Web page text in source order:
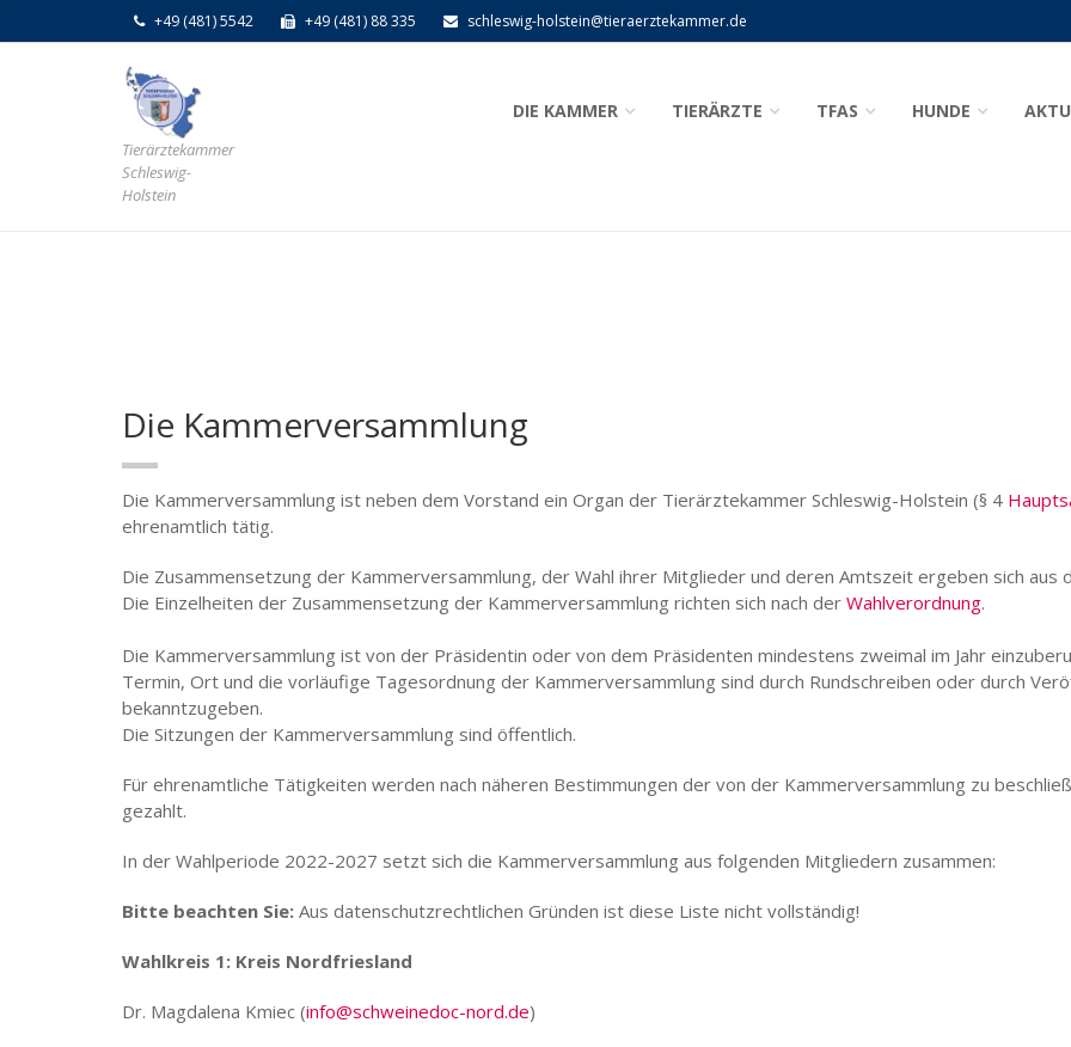
+49 (481) 5542 +49 (481) 88 335 schleswig-holstein@tieraerztekammer.de
Tierärztekammer
Schleswig-
Holstein
DIE KAMMER TIERÄRZTE TFAS HUNDE
Die Kammerversammlung
Die Kammerversammlung ist neben dem Vorstand ein Organ der Tierärztekammer Schleswig-Holstein (§ 4
ehrenamtlich tätig.
Die Zusammensetzung der Kammerversammlung, der Wahl ihrer Mitglieder und deren Amtszeit ergeben sich aus
Die Einzelheiten der Zusammensetzung der Kammerversammlung richten sich nach der Wahlverordnung.
Die Kammerversammlung ist von der Präsidentin oder von dem Präsidenten mindestens zweimal im Jahr
Termin, Ort und die vorläufige Tagesordnung der Kammerversammlung sind durch Rundschreiben oder durch
bekanntzugeben.
Die Sitzungen der Kammerversammlung sind öffentlich.
Für ehrenamtliche Tätigkeiten werden nach näheren Bestimmungen der von der Kammerversammlung zu
gezahlt.
In der Wahlperiode 2022-2027 setzt sich die Kammerversammlung aus folgenden Mitgliedern zusammen:
Bitte beachten Sie: Aus datenschutzrechtlichen Gründen ist diese Liste nicht vollständig!
Wahlkreis 1: Kreis Nordfriesland
Dr. Magdalena Kmiec (info@schweinedoc-nord.de)